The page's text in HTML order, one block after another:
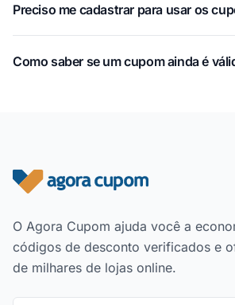
Preciso me cadastrar para usar os
Como saber se um cupom ainda é
Rodapé do site
O Agora Cupom ajuda você a
códigos de desconto verificados e
de milhares de lojas online.